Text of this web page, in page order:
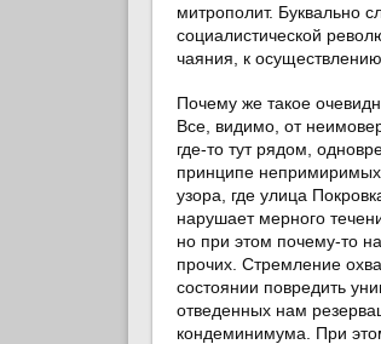
митрополит. Буквально
социалистической
чаяния, к
Почему же такое
Все, видимо, от
где-то тут рядом,
принципе непримиримых
узора, где улица
нарушает мерного
но при этом почему-то
прочих. Стремление
состоянии повредить
отведенных нам
кондеминимума. При